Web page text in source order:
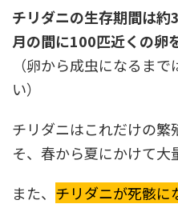
チリダニの生存期間は約
月の間に100匹近くの卵
（卵から成虫になるま
い）
チリダニはこれだけの繁
そ、春から夏にかけて大
また、 チリダニが死骸に